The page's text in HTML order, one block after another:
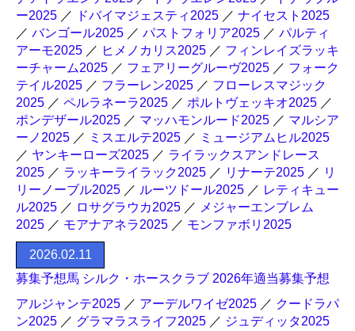
ー2025 ／ ドバイマジェスティ2025 ／ ナイセスト2025
／ バンゴール2025 ／ パストフォリア2025 ／ パルティ
アーモ2025 ／ ヒメノカリス2025 ／ フィンレイズラッキ
ーチャーム2025 ／ フェアリーグルーヴ2025 ／ フォーク
テイル2025 ／ フラーレン2025 ／ フローレスマジック
2025 ／ ペルラネーラ2025 ／ ポルトヴェッキオ2025 ／
ポンデザール2025 ／ マッハモンルード2025 ／ マルシア
ーノ2025 ／ ミスエルテ2025 ／ ミュージアムヒル2025
／ ヤンキーローズ2025 ／ ライラックスアンドレース
2025 ／ ラッキーライラック2025 ／ リナーテ2025 ／ リ
リーノーブル2025 ／ ルーツドール2025 ／ レティキュー
ル2025 ／ ロサグラウカ2025 ／ メジャーエンブレム
2025 ／ モアナアネラ2025 ／ モンファボリ2025
2026.02.11
募集予想馬 シルク・ホースクラブ 2026年適当募集予想
アルジャンテ2025 ／ アーデルワイゼ2025 ／ クードラパ
ン2025 ／ グラマラスライフ2025 ／ ジュディッタ2025